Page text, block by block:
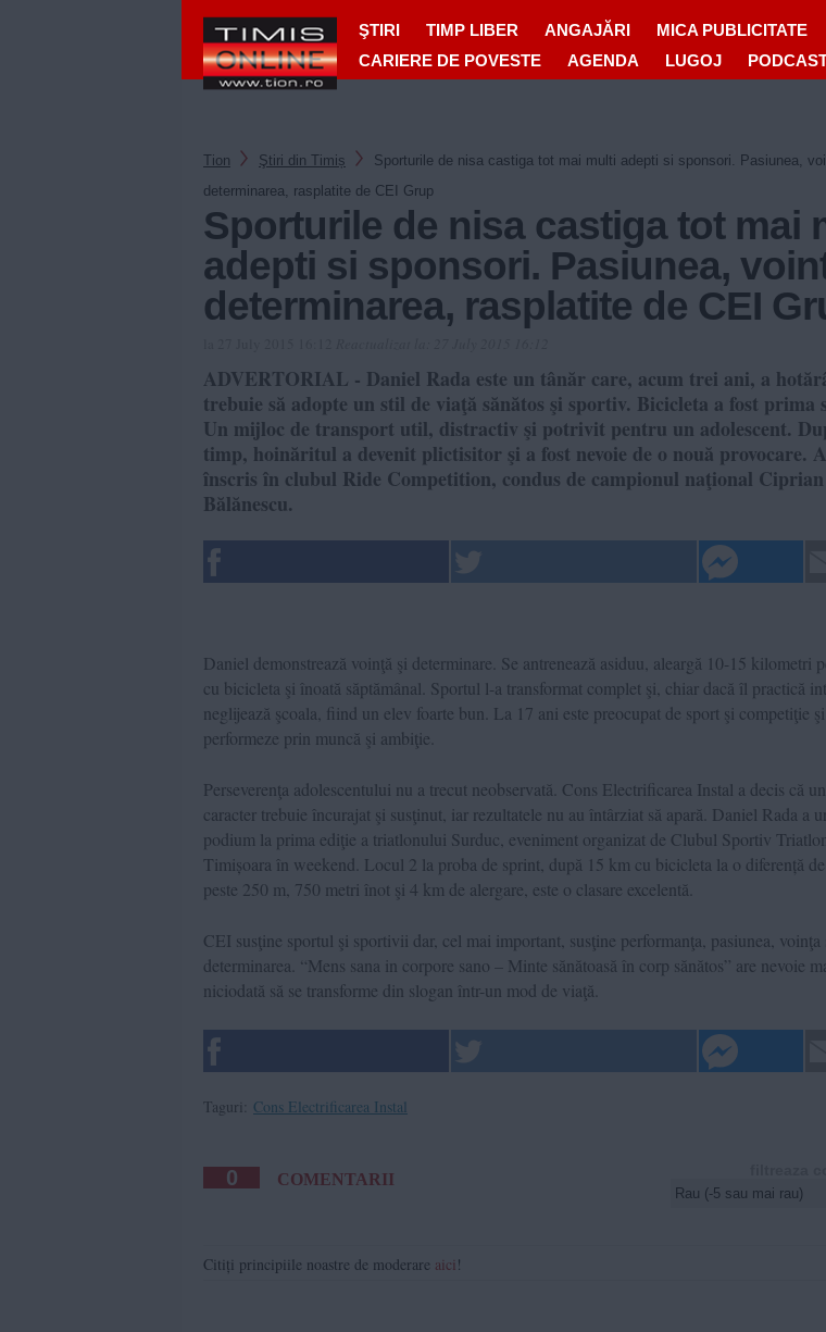
ŞTIRI TIMP LIBER ANGAJĂRI MICA PUBLICITATE
CARIERE DE POVESTE
AGENDA LUGOJ
Tion Ştiri din Timiș
Sporturile de nisa castiga tot mai multi adepti si sponsori. Pasiunea,
determinarea, rasplatite de CEI Grup
Sporturile de nisa castiga tot mai
adepti si sponsori. Pasiunea,
determinarea, rasplatite de CEI
ADVERTORIAL - Daniel Rada este un tânăr care, acum trei ani, a
trebuie să adopte un stil de viaţă sănătos şi sportiv. Bicicleta a fost prima
Un mijloc de transport util, distractiv şi potrivit pentru un adolescent.
timp, hoinăritul a devenit plictisitor şi a fost nevoie de o nouă provocare.
înscris în clubul Ride Competition, condus de campionul naţional Ciprian
Bălănescu.
Daniel demonstrează voinţă şi determinare. Se antrenează asiduu, aleargă 10-15 kilometri
cu bicicleta şi înoată săptămânal. Sportul l-a transformat complet şi, chiar dacă îl practică
neglijează şcoala, fiind un elev foarte bun. La 17 ani este preocupat de sport şi competiţie
performeze prin muncă şi ambiţie.
Perseverenţa adolescentului nu a trecut neobservată. Cons Electrificarea Instal a decis că
caracter trebuie încurajat şi susţinut, iar rezultatele nu au întârziat să apară. Daniel Rada a
podium la prima ediţie a triatlonului Surduc, eveniment organizat de Clubul Sportiv
Timișoara în weekend. Locul 2 la proba de sprint, după 15 km cu bicicleta la o diferență
peste 250 m, 750 metri înot şi 4 km de alergare, este o clasare excelentă.
CEI susţine sportul şi sportivii dar, cel mai important, susţine performanţa, pasiunea, voinţa
determinarea. “Mens sana in corpore sano – Minte sănătoasă în corp sănătos” are nevoie
niciodată să se transforme din slogan într-un mod de viaţă.
Taguri: Cons Electrificarea Instal
0 COMENTARII
Citiți principiile noastre de moderare aici!